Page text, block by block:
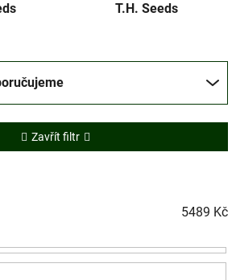
T.H. Seeds
Zavřít filtr
5489 Kč